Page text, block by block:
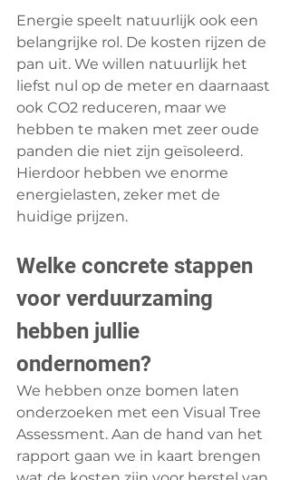
Energie speelt natuurlijk ook een
belangrijke rol. De kosten rijzen de
pan uit. We willen natuurlijk het
liefst nul op de meter en daarnaast
ook CO2 reduceren, maar we
hebben te maken met zeer oude
panden die niet zijn geïsoleerd.
Hierdoor hebben we enorme
energielasten, zeker met de
huidige prijzen.
Welke concrete stappen
voor verduurzaming
hebben jullie
ondernomen?
We hebben onze bomen laten
onderzoeken met een Visual Tree
Assessment. Aan de hand van het
rapport gaan we in kaart brengen